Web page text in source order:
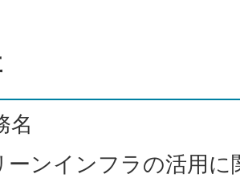
名
インフラの活用に